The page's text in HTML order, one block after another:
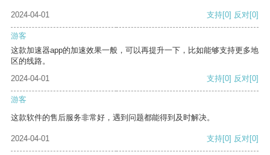
2024-04-01 支持[0] 反对[0]
游客
这款加速器app的加速效果一般，可以再提升一下，比如能够支持更多地
区的线路。
2024-04-01
支持[0] 反对[0]
游客
这款软件的售后服务非常好，遇到问题都能得到及时解决。
2024-04-01 支持[0] 反对[0]